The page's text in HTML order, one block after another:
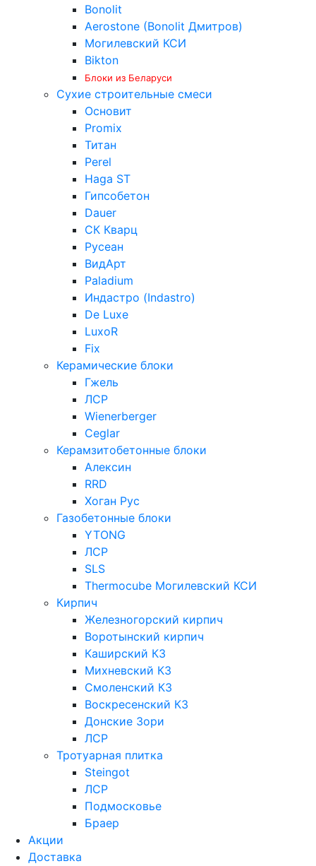
Bonolit
Aerostone (Bonolit Дмитров)
Могилевский КСИ
Bikton
Блоки из Беларуси
Сухие строительные смеси
Основит
Promix
Титан
Perel
Haga ST
Гипсобетон
Dauer
СК Кварц
Русеан
ВидАрт
Paladium
Индастро (Indastro)
De Luxe
LuxoR
Fix
Керамические блоки
Гжель
ЛСР
Wienerberger
Ceglar
Керамзитобетонные блоки
Алексин
RRD
Хоган Рус
Газобетонные блоки
YTONG
ЛСР
SLS
Thermocube Могилевский КСИ
Кирпич
Железногорский кирпич
Воротынский кирпич
Каширский КЗ
Михневский КЗ
Смоленский КЗ
Воскресенский КЗ
Донские Зори
ЛСР
Тротуарная плитка
Steingot
ЛСР
Подмосковье
Браер
Акции
Доставка